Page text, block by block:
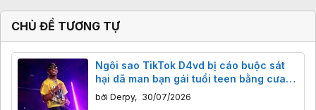
CHỦ ĐỀ TƯƠNG TỰ
Ngôi sao TikTok D4vd bị cáo buộc sát
hại dã man bạn gái tuổi teen bằng cưa
máy
bởi Derpy, 30/07/2026